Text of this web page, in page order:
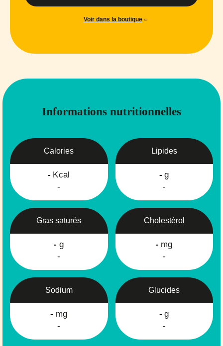
Voir dans la boutique
Informations nutritionnelles
Calories
- Kcal
-
Lipides
- g
-
Gras saturés
- g
-
Cholestérol
- mg
-
Sodium
- mg
-
Glucides
- g
-